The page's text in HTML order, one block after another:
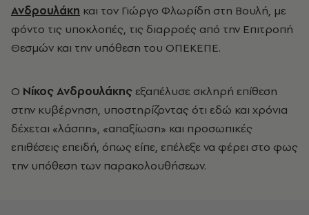
Ανδρουλάκη και τον Γιώργο Φλωρίδη στη Βουλή, με
φόντο τις υποκλοπές, τις διαρροές από την Επιτροπή
Θεσμών και την υπόθεση του ΟΠΕΚΕΠΕ.
Ο Νίκος Ανδρουλάκης εξαπέλυσε σκληρή επίθεση
στην κυβέρνηση, υποστηρίζοντας ότι εδώ και χρόνια
δέχεται «λάσπη», «απαξίωση» και προσωπικές
επιθέσεις επειδή, όπως είπε, επέλεξε να φέρει στο φως
την υπόθεση των παρακολουθήσεων.